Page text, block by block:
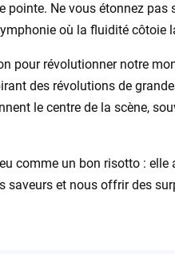
pointe. Ne vous étonnez
où la fluidité côtoie
pour révolutionner notre
des révolutions de
le centre de la scène,
comme un bon risotto : elle
saveurs et nous offrir des